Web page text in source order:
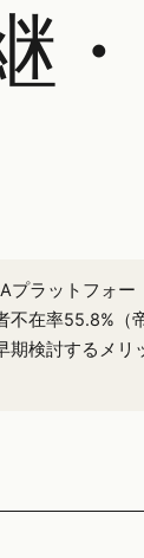
・
プラットフォー
不在率55.8%（
期検討するメリ